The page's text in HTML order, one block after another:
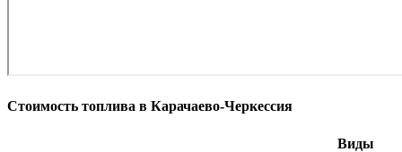
Стоимость топлива в Карачаево-Черкессия
Виды